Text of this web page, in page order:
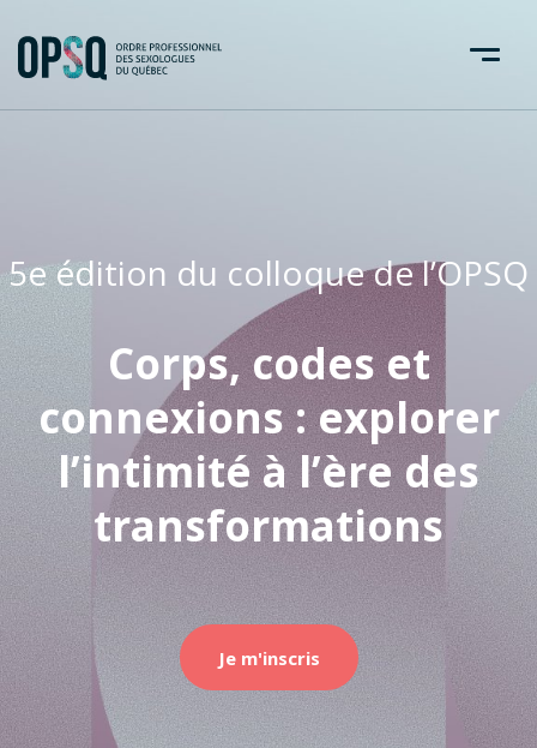
5e édition du colloque de l’OPSQ
Corps, codes et
connexions :explorer
l’intimité à l’ère des
transformations
Je m'inscris